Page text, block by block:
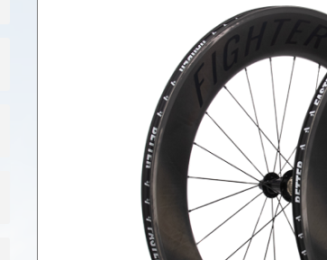
alles om cijfers draait en elke seconde telt.
qua voorwiel. Bijvoorbeeld een Raptor55 of
wielsets volledig configureerbaar.
een grote keuze van verschillende naafmerken!
Velghoogte: